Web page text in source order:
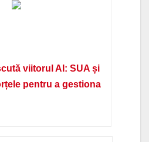
viitorul AI: SUA și
pentru a gestiona